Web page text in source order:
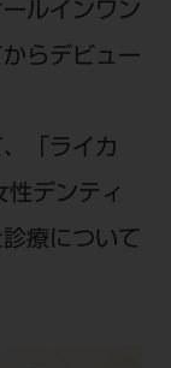
ルインワン
らデビュー
「ライカ
デンティ
療について